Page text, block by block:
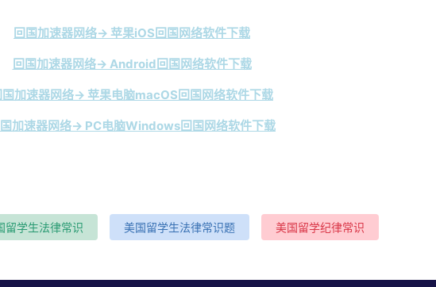
回国加速器网络→ 苹果iOS回国网络软件下载
回国加速器网络→ Android回国网络软件下载
国加速器网络→ 苹果电脑macOS回国网络软件下载
国加速器网络→ PC电脑Windows回国网络软件下载
留学生法律常识 美国留学生法律常识题 美国留学纪律常识